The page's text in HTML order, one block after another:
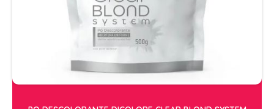
FINALIZADORES
FIXADORES